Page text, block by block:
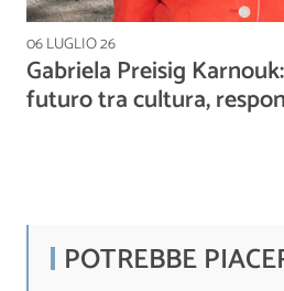
06 LUGLIO 26
Gabriela Preisig
futuro tra cultura,
POTREBBE